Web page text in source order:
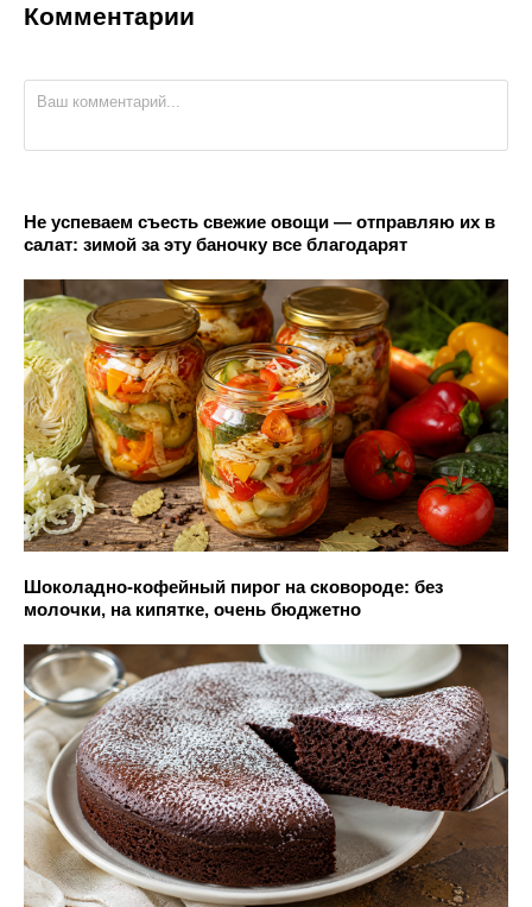
Комментарии
Не успеваем съесть свежие овощи — отправляю их в
салат: зимой за эту баночку все благодарят
Шоколадно-кофейный пирог на сковороде: без
молочки, на кипятке, очень бюджетно